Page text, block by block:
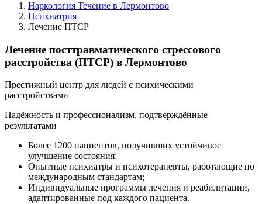
Наркология Течение в Лермонтово
Психиатрия
Лечение ПТСР
Лечение посттравматического стрессового
расстройства (ПТСР) в Лермонтово
Престижный центр для людей с психическими
расстройствами
Надёжность и профессионализм, подтверждённые
результатами
Более 1200 пациентов, получивших устойчивое
улучшение состояния;
Опытные психиатры и психотерапевты, работающие по
международным стандартам;
Индивидуальные программы лечения и реабилитации,
адаптированные под каждого пациента.